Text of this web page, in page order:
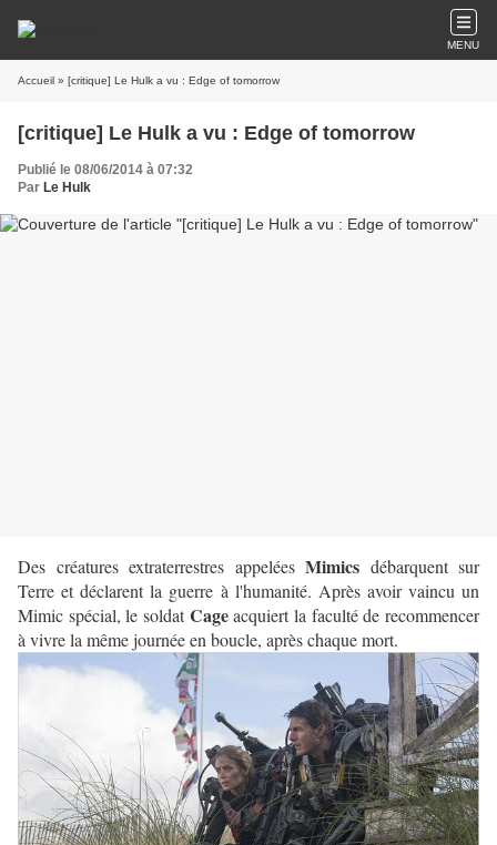
MENU
Accueil » [critique] Le Hulk a vu : Edge of tomorrow
[critique] Le Hulk a vu : Edge of tomorrow
Publié le 08/06/2014 à 07:32
Par Le Hulk
Des créatures extraterrestres appelées Mimics débarquent sur
Terre et déclarent la guerre à l'humanité. Après avoir vaincu un
Mimic spécial, le soldatCageacquiert la faculté de recommencer
à vivre la même journée en boucle, après chaque mort.